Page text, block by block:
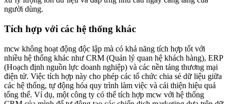
người dùng.
Tích hợp với các hệ thống khác
mcw không hoạt động độc lập mà có khả năng tích hợp tốt với
nhiều hệ thống khác như CRM (Quản lý quan hệ khách hàng), ERP
(Hoạch định nguồn lực doanh nghiệp) và các nền tảng thương mại
điện tử. Việc tích hợp này cho phép các tổ chức chia sẻ dữ liệu giữa
các hệ thống, tự động hóa quy trình làm việc và cải thiện hiệu quả
tổng thể. Ví dụ, một công ty có thể tích hợp mcw với hệ thống